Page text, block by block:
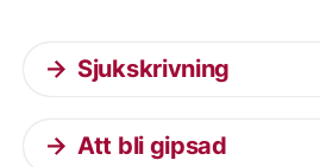
Sjukskrivning
Att bli gipsad